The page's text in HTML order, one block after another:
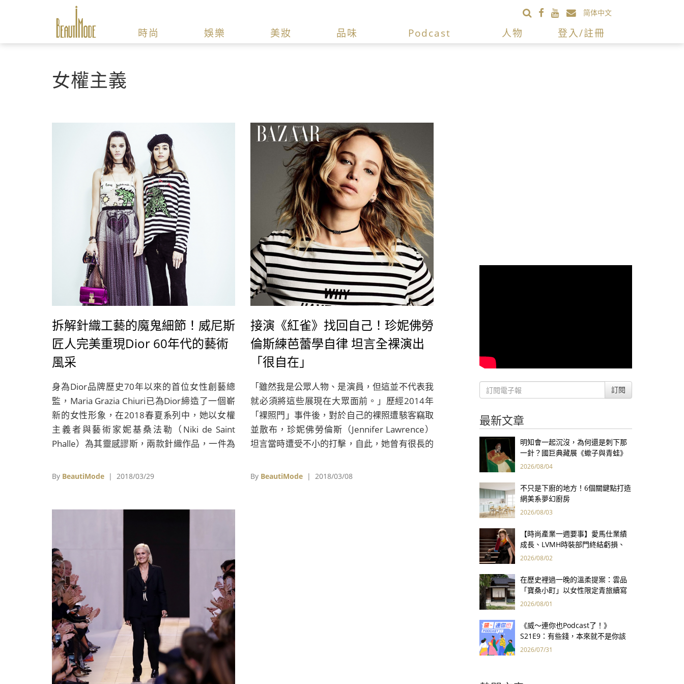
简体中文
時尚 娛樂 美妝 品味 Podcast 人物 登入/註冊
女權主義
拆解針織工藝的魔鬼細節！威尼斯
匠人完美重現Dior 60年代的藝術
風采
身為Dior品牌歷史70年以來的首位女性創藝總
監，Maria Grazia Chiuri已為Dior締造了一個嶄
新的女性形象，在2018春夏系列中，她以女權
主義者與藝術家妮基桑法勒（Niki de Saint
Phalle）為其靈感謬斯，兩款針織作品，一件為
斯的家族工坊以純手工縫製而成。
By BeautiMode | 2018/03/29
接演《紅雀》找回自己！珍妮佛勞
倫斯練芭蕾學自律 坦言全裸演出
「很自在」
「雖然我是公眾人物、是演員，但這並不代表我
就必須將這些展現在大眾面前。」歷經2014年
「裸照門」事件後，對於自己的裸照遭駭客竊取
並散布，珍妮佛勞倫斯（Jennifer Lawrence）
坦言當時遭受不小的打擊，自此，她曾有很長的
面，直到決定接演電影《紅雀》（Red
By BeautiMode | 2018/03/08
訂閱
最新文章
明知會一起沉沒，為何還是刺下那
一針？國巨典藏展《蠍子與青蛙》
用66件名作拷問人性
2026/08/04
不只是下廚的地方！6個關鍵點打造
網美系夢幻廚房
2026/08/03
【時尚產業一週要事】愛馬仕業績
成長、LVMH時裝部門終結虧損、
Kering轉型策略初現成效、Prada
2026/08/02
在歷史裡過一晚的溫柔提案：雲品
「寶桑小町」以女性限定青旅續寫
台東老屋記憶
2026/08/01
《威～連你也Podcast了！》
S21E9：有些錢，本來就不是你該
賺的——讀《一個投機者的告白》
2026/07/31